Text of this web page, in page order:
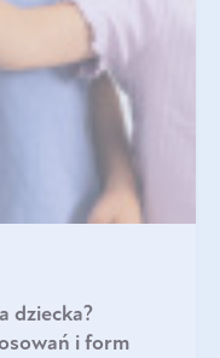
dziecka?
i form